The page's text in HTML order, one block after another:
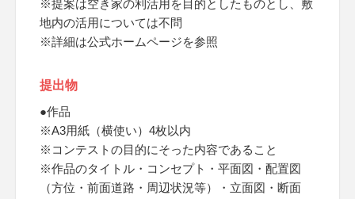
※提案は空き家の利活用を目的としたものとし、敷
地内の活用については不問
※詳細は公式ホームページを参照
提出物
●作品
※A3用紙（横使い）4枚以内
※コンテストの目的にそった内容であること
※作品のタイトル・コンセプト・平面図・配置図
（方位・前面道路・周辺状況等）・立面図・断面